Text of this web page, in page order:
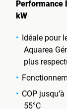
Performance
kW
Idéale pour
Aquarea
plus
COP
55°C